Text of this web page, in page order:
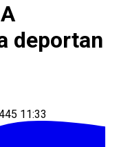
deportan
11:33